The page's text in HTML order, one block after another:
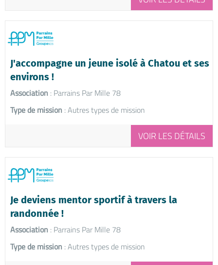
J'accompagne un jeune isolé à Chatou et ses
environs !
Association : Parrains Par Mille 78
Type de mission : Autres types de mission
VOIR LES DÉTAILS
Je deviens mentor sportif à travers la
randonnée !
Association : Parrains Par Mille 78
Type de mission : Autres types de mission